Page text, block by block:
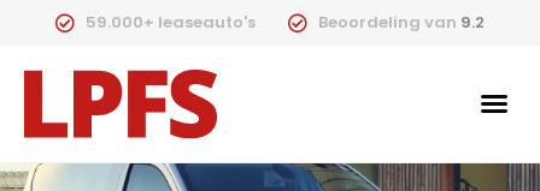
59.000+ leaseauto's Beoordeling van 9.2